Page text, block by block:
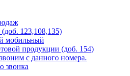
(доб. 123,108,135)
мобильный
продукции (доб. 154)
с данного номера.
звонка